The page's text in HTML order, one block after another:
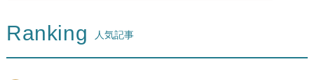
Ranking 人気記事